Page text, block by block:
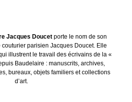
Jacques Doucetporte le nom de son
parisien Jacques Doucet. Elle
illustrent le travail des écrivains de la «
Baudelaire : manuscrits, archives,
bureaux, objets familiers et collections
d’art.